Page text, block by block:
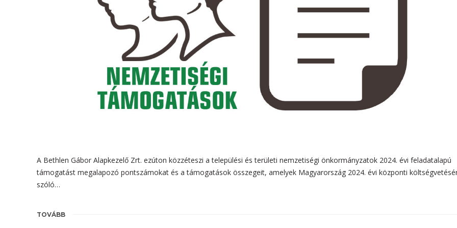
A Bethlen Gábor Alapkezelő Zrt. ezúton közzéteszi a települési és területi nemzetiségi önkormányzatok 2024. évi feladatalapú
támogatást megalapozó pontszámokat és a támogatások összegeit, amelyek Magyarország 2024. évi központi
szóló…
TOVÁBB